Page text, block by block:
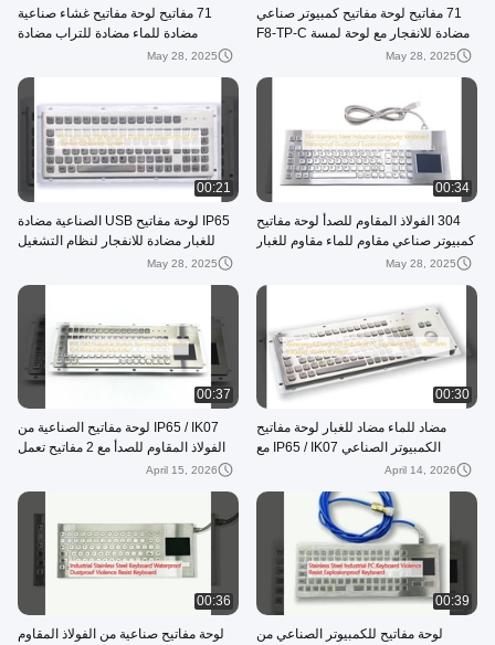
71 مفاتيح لوحة مفاتيح كمبيوتر صناعي
مضادة للانفجار مع لوحة لمسة F8-TP-C
May 28, 2025
71 مفاتيح لوحة مفاتيح غشاء صناعية
مضادة للماء مضادة للتراب مضادة
May 28, 2025
00:34
304 الفولاذ المقاوم للصدأ لوحة مفاتيح
كمبيوتر صناعي مقاوم للماء مقاوم للغبار
May 28, 2025
00:21
IP65 لوحة مفاتيح USB الصناعية مضادة
للغبار مضادة للانفجار لنظام التشغيل
May 28, 2025
00:30
مضاد للماء مضاد للغبار لوحة مفاتيح
الكمبيوتر الصناعي IP65 / IK07 مع
مقاومة العنف TrackballApril 14, 2026
00:37
IP65 / IK07 لوحة مفاتيح الصناعية من
الفولاذ المقاوم للصدأ مع 2 مفاتيح تعمل
April 15, 2026
00:39
لوحة مفاتيح للكمبيوتر الصناعي من
00:36
لوحة مفاتيح صناعية من الفولاذ المقاوم